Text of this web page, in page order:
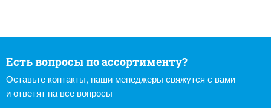
Есть вопросы по ассортименту?
Оставьте контакты, наши менеджеры свяжутся с вами
и ответят на все вопросы